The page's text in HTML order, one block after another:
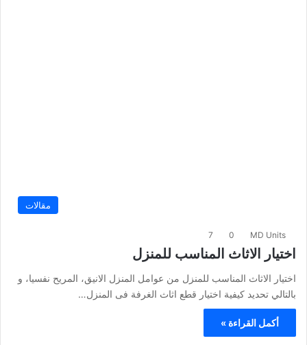
مقالات
MD Units
0
7
اختيار الاثاث المناسب للمنزل
اختيار الاثاث المناسب للمنزل من عوامل المنزل الانيق، المريح نفسيا، و
بالتالي تحديد كيفية اختيار قطع اثاث الغرفة فى المنزل…
أكمل القراءة »